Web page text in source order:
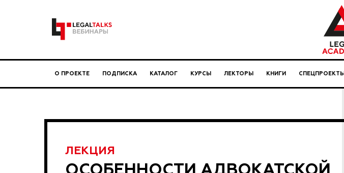
О ПРОЕКТЕ ПОДПИСКА КАТАЛОГ КУРСЫ ЛЕКТОРЫ КНИГИ СПЕЦПРОЕКТЫ
ЛЕКЦИЯ